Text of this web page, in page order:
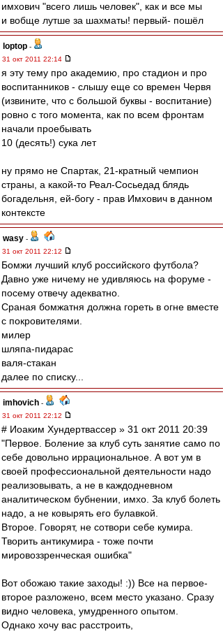
имхович "всего лишь человек", как и все мы
и вобще лутше за шахматы! первый- пошёл
loptop -
31 окт 2011 22:14
я эту тему про академию, про стадион и про
воспитанников - слышу еще со времен Червя
(извините, что с большой буквы - воспитание)
ровно с того момента, как по всем фронтам
начали проебывать
10 (десять!) сука лет
ну прямо не Спартак, 21-кратный чемпион
страны, а какой-то Реал-Сосьедад блядь
богадельня, ей-богу - прав Имхович в данном
контексте
wasy -
31 окт 2011 22:12
Бомжи лучший клуб российского футбола?
Давно уже ничему не удивляюсь на форуме -
посему отвечу адекватно.
Сраная бомжатня должна гореть в огне вместе
с покровителями.
милер
шляпа-пидарас
валя-стакан
далее по списку...
imhovich -
31 окт 2011 22:12
# Иоаким Хундертвассер » 31 окт 2011 20:39
"Первое. Боление за клуб суть занятие само по
себе довольно иррациональное. А вот ум в
своей профессиональной деятельности надо
реализовывать, а не в каждодневном
аналитическом бубнении, имхо. За клуб болеть
надо, а не ковырять его булавкой.
Второе. Говорят, не сотвори себе кумира.
Творить антикумира - тоже почти
мировоззренческая ошибка"
Вот обожаю такие заходы! :)) Все на первое-
второе разложено, всем место указано. Сразу
видно человека, умудренного опытом.
Однако хочу вас расстроить,